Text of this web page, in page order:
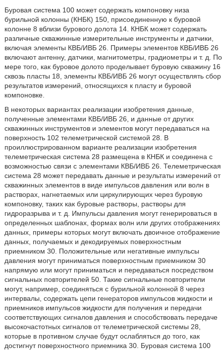
Буровая система 100 может содержать компоновку низа
бурильной колонны (КНБК) 150, присоединенную к буровой
колонне 8 вблизи бурового долота 14. КНБК может содержать
различные скважинные измерительные инструменты и датчики,
включая элементы КВБ/ИВБ 26. Примеры элементов КВБ/ИВБ 26
включают антенну, датчики, магнитометры, градиометры и т. д. По
мере того, как буровое долото проделывает буровую скважину 16
сквозь пласты 18, элементы КВБ/ИВБ 26 могут осуществлять сбор
результатов измерений, относящихся к пласту и буровой
компоновке.
В некоторых вариантах реализации изобретения данные,
полученные элементами КВБ/ИВБ 26, и данные от других
скважинных инструментов и элементов могут передаваться на
поверхность 102 телеметрической системой 28. В
проиллюстрированном варианте реализации изобретения
телеметрическая система 28 размещена в КНБК и соединена с
возможностью связи с элементами КВБ/ИВБ 26. Телеметрическая
система 28 может передавать данные и результаты измерений от
скважинных элементов в виде импульсов давления или волн в
растворах, нагнетаемых или циркулирующих через буровую
компоновку, таких как буровые растворы, растворы для
гидроразрыва и т. д. Импульсы давления могут генерироваться в
определенных шаблонах, формах волн или других отображениях
данных, примеры которых могут включать двоичное отображение
данных, получаемых и декодируемых поверхностным
приемником 30. Положительные или негативные импульсы
давления могут приниматься поверхностным приемником 30
напрямую или могут приниматься и передаваться посредством
сигнальных повторителей 50. Такие сигнальные повторители
могут, например, соединяться с бурильной колонной 8 через
интервалы, содержать цепи генераторов импульсов жидкости и
приемников импульсов жидкости для получения и передачи
соответствующих сигналов давления и способствовать передаче
высокочастотных сигналов от телеметрической системы 28,
которые в противном случае будут ослабляться до того, как
достигнут поверхностного приемника 30. Буровая система 100